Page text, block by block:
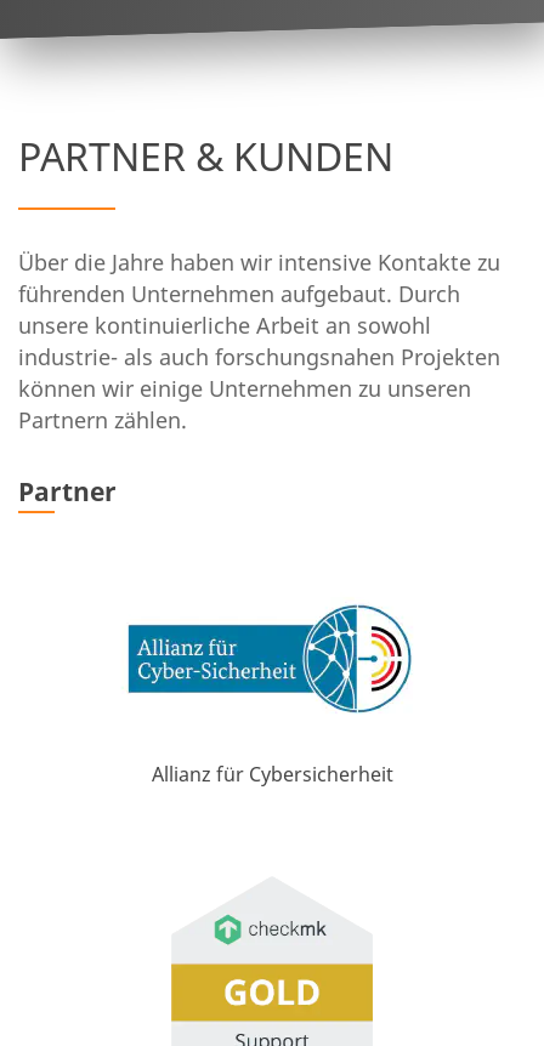
PARTNER & KUNDEN
Über die Jahre haben wir intensive Kontakte zu
führenden Unternehmen aufgebaut. Durch
unsere kontinuierliche Arbeit an sowohl
industrie- als auch forschungsnahen Projekten
können wir einige Unternehmen zu unseren
Partnern zählen.
Partner
Allianz für Cybersicherheit